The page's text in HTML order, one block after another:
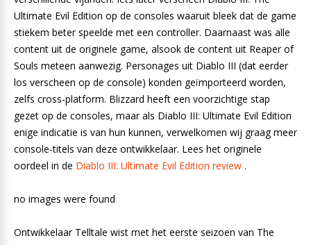
Ultimate Evil Edition op de consoles waaruit bleek dat de game
stiekem beter speelde met een controller. Daarnaast was alle
content uit de originele game, alsook de content uit Reaper of
Souls meteen aanwezig. Personages uit Diablo III (dat eerder
los verscheen op de console) konden geïmporteerd worden,
zelfs cross-platform. Blizzard heeft een voorzichtige stap
gezet op de consoles, maar als Diablo III: Ultimate Evil Edition
enige indicatie is van hun kunnen, verwelkomen wij graag meer
console-titels van deze ontwikkelaar. Lees het originele
oordeel in de Diablo III: Ultimate Evil Edition review .
no images were found
Ontwikkelaar Telltale wist met het eerste seizoen van The